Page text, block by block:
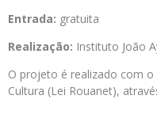
Entrada: gratuita
Realização: Instituto João
O projeto é realizado com
Cultura (Lei Rouanet),